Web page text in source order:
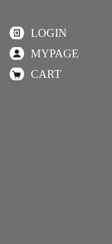
LOGIN
MYPAGE
CART